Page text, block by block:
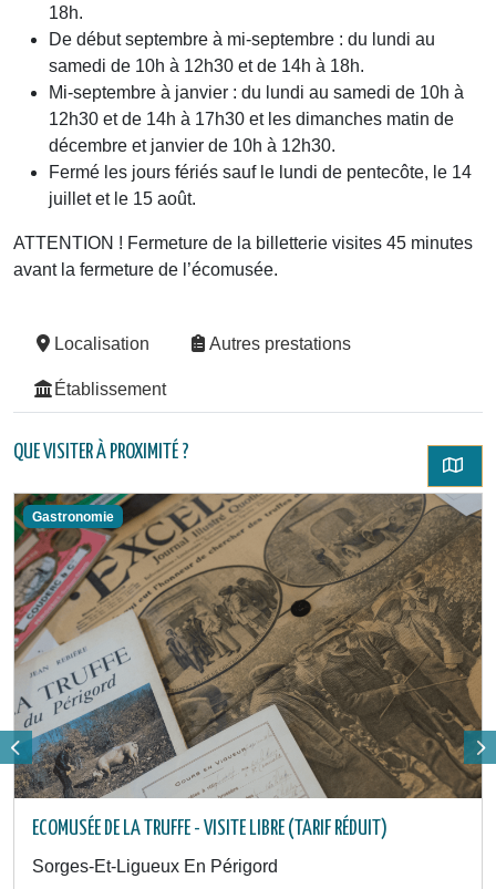
18h.
De début septembre à mi-septembre : du lundi au
samedi de 10h à 12h30 et de 14h à 18h.
Mi-septembre à janvier : du lundi au samedi de 10h à
12h30 et de 14h à 17h30 et les dimanches matin de
décembre et janvier de 10h à 12h30.
Fermé les jours fériés sauf le lundi de pentecôte, le 14
juillet et le 15 août.
ATTENTION ! Fermeture de la billetterie visites 45 minutes
avant la fermeture de l’écomusée.
Localisation Autres prestations
Établissement
QUE VISITER À PROXIMITÉ ?
Gastronomie
ECOMUSÉE DE LA TRUFFE - VISITE LIBRE (TARIF RÉDUIT)
Sorges-Et-Ligueux En Périgord